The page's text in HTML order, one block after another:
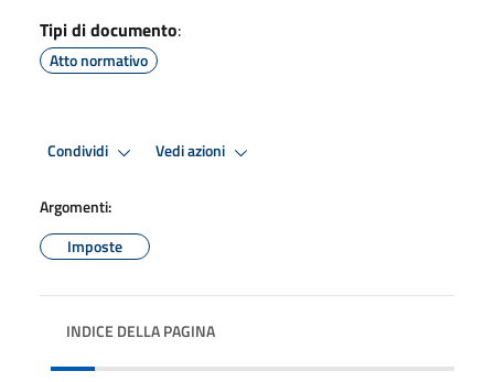
Tipi di documento:
Atto normativo
Condividi Vedi azioni
Argomenti:
Imposte
INDICE DELLA PAGINA